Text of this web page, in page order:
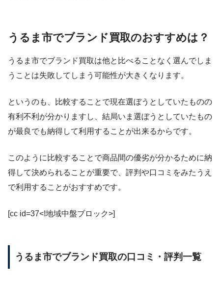
うるま市でブランド買取のおすすめは？
うるま市でブランド買取は他と比べることなく選んでしま
うことは失敗してしまう可能性が大きくなります。
というのも、比較することで現在選ぼうとしていたものの
有利不利が分かりますし、結局いま選ぼうとしていたもの
が最良でも納得して利用することが出来るからです。
このように比較することで商品間の優劣が分かるために納
得して決められることが重要で、評判や口コミをみたうえ
で利用することがおすすめです。
[cc id=37<!地域中盤ブロック>]
うるま市でブランド買取の口コミ・評判一覧